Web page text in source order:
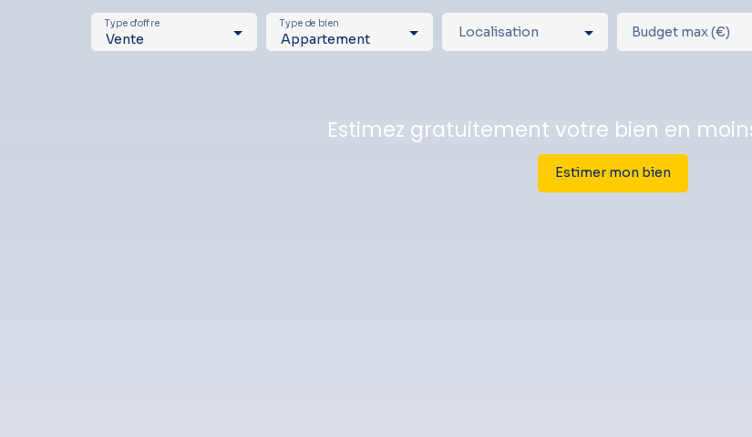
Vente
Type d'offre
Appartement
Type de bien Localisation Budget max (€)
Estimez gratuitement votre bien en
Estimer mon bien